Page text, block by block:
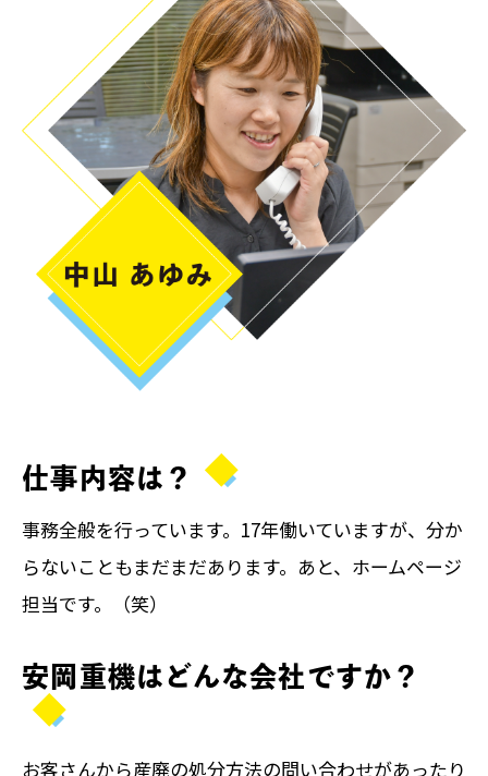
仕事内容は？
事務全般を行っています。17年働いていますが、分か
らないこともまだまだあります。あと、ホームページ
担当です。（笑）
安岡重機はどんな会社ですか？
お客さんから産廃の処分方法の問い合わせがあったり